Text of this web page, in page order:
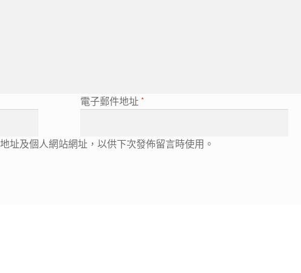
電子郵件地址 *
址及個人網站網址，以供下次發佈留言時使用。